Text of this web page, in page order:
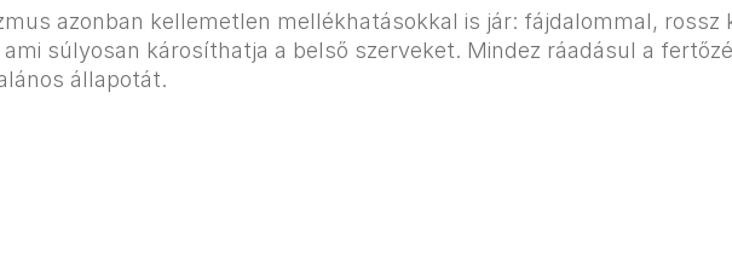
azonban kellemetlen mellékhatásokkal is jár: fájdalommal,
ami súlyosan károsíthatja a belső szerveket. Mindez ráadásul a
állapotát.